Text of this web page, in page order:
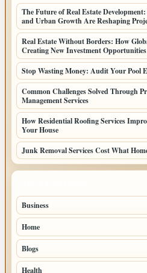
The Future of Real Estate
and Urban Growth Are Reshaping
Real Estate Without Borders: How
Creating New Investment
Stop Wasting Money: Audit Your Pool
Common Challenges Solved Through
Management Services
How Residential Roofing Services
Your House
Junk Removal Services Cost What
Business
Home
Blogs
Health